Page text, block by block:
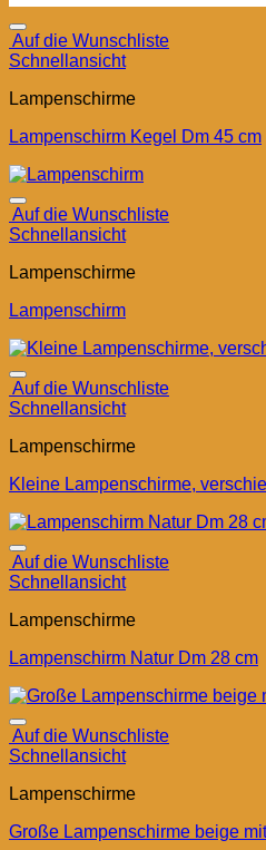
Auf die Wunschliste
Schnellansicht
Lampenschirme
Lampenschirm Kegel Dm 45 cm
Auf die Wunschliste
Schnellansicht
Lampenschirme
Lampenschirm
Auf die Wunschliste
Schnellansicht
Lampenschirme
Kleine Lampenschirme,
Auf die Wunschliste
Schnellansicht
Lampenschirme
Lampenschirm Natur Dm 28 cm
Auf die Wunschliste
Schnellansicht
Lampenschirme
Große Lampenschirme beige